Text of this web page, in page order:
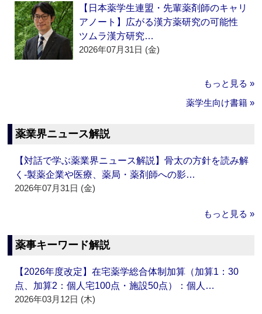
【日本薬学生連盟・先輩薬剤師のキャリ
アノート】広がる漢方薬研究の可能性
ツムラ漢方研究…
2026年07月31日 (金)
もっと見る »
薬学生向け書籍 »
薬業界ニュース解説
【対話で学ぶ薬業界ニュース解説】骨太の方針を読み解
く‐製薬企業や医療、薬局・薬剤師への影…
2026年07月31日 (金)
もっと見る »
薬事キーワード解説
【2026年度改定】在宅薬学総合体制加算（加算1：30
点、加算2：個人宅100点・施設50点）：個人…
2026年03月12日 (木)